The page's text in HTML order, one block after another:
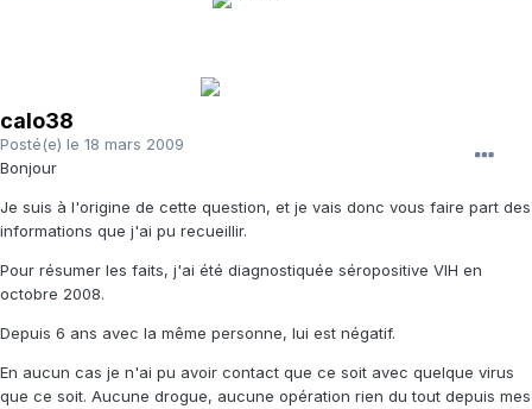
calo38
Posté(e) le 18 mars 2009
Bonjour
Je suis à l'origine de cette question, et je vais donc vous faire part des
informations que j'ai pu recueillir.
Pour résumer les faits, j'ai été diagnostiquée séropositive VIH en
octobre 2008.
Depuis 6 ans avec la même personne, lui est négatif.
En aucun cas je n'ai pu avoir contact que ce soit avec quelque virus
que ce soit. Aucune drogue, aucune opération rien du tout depuis mes